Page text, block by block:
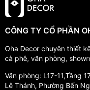
CÔNG TY CỔ PHẦN
Oha Decor chuyên thiết
cà phê, văn phòng,
Văn phòng: L17-11,Tầng
Lê Thánh, Phường Bến